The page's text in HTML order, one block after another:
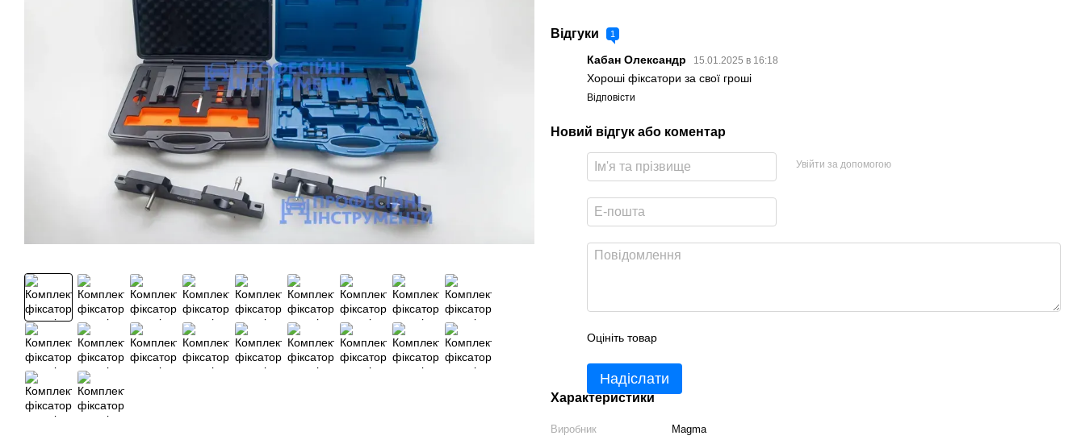
Відгуки 1
Кабан Олександр 15.01.2025 в 16:18
Хороші фіксатори за свої гроші
Відповісти
Новий відгук або коментар
Увійти за допомогою
Оцініть товар
Надіслати
Характеристики
Виробник
Magma